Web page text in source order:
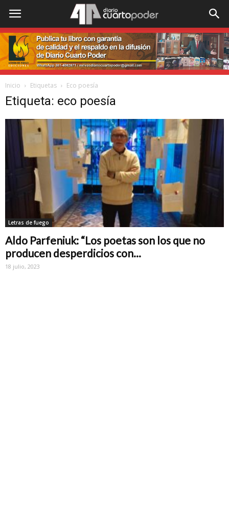
Inicio Etiquetas Eco poesía
Etiqueta: eco poesía
Letras de fuego
Aldo Parfeniuk: “Los poetas son los que no
producen desperdicios con...
18 julio, 2023